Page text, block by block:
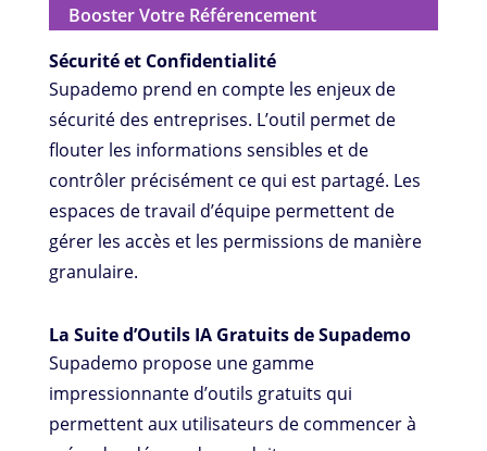
Booster Votre Référencement
Sécurité et Confidentialité
Supademo prend en compte les enjeux de
sécurité des entreprises. L’outil permet de
flouter les informations sensibles et de
contrôler précisément ce qui est partagé. Les
espaces de travail d’équipe permettent de
gérer les accès et les permissions de manière
granulaire.
La Suite d’Outils IA Gratuits de Supademo
Supademo propose une gamme
impressionnante d’outils gratuits qui
permettent aux utilisateurs de commencer à